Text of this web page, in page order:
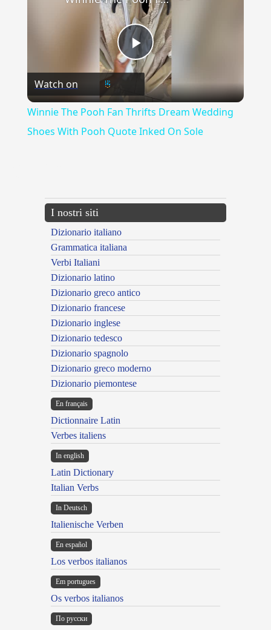
Play
Video
Watch on
Winnie The Pooh Fan Thrifts Dream Wedding
Shoes With Pooh Quote Inked On Sole
I nostri siti
Dizionario italiano
Grammatica italiana
Verbi Italiani
Dizionario latino
Dizionario greco antico
Dizionario francese
Dizionario inglese
Dizionario tedesco
Dizionario spagnolo
Dizionario greco moderno
Dizionario piemontese
En français
Dictionnaire Latin
Verbes italiens
In english
Latin Dictionary
Italian Verbs
In Deutsch
Italienische Verben
En español
Los verbos italianos
Em portugues
Os verbos italianos
По русски